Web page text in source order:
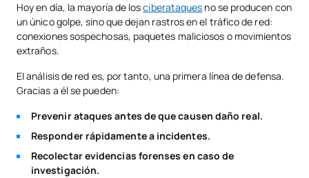
Hoy en día, la mayoría de losciberataques no se producen con
un único golpe, sino que dejan rastros en el tráfico de red:
conexiones sospechosas, paquetes maliciosos o movimientos
extraños.
El análisis de red es, por tanto, una primera línea de defensa.
Gracias a él se pueden:
Prevenir ataques antes de que causen daño real.
Responder rápidamente a incidentes.
Recolectar evidencias forenses en caso de
investigación.